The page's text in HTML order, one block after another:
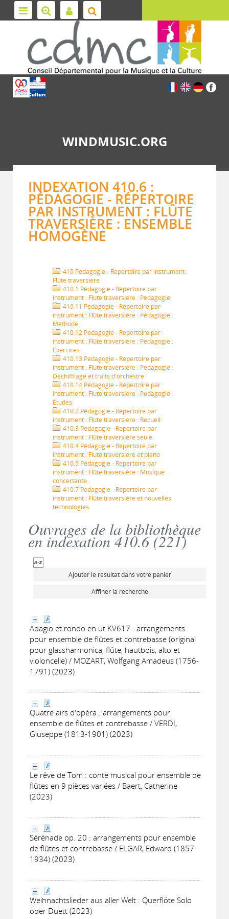
WINDMUSIC.ORG
INDEXATION 410.6 :
PÉDAGOGIE - RÉPERTOIRE
PAR INSTRUMENT : FLÛTE
TRAVERSIÈRE : ENSEMBLE
HOMOGÈNE
410 Pédagogie - Répertoire par instrument :
Flûte traversière
410.1 Pédagogie - Répertoire par
instrument : Flûte traversière : Pédagogie
410.11 Pédagogie - Répertoire par
instrument : Flûte traversière : Pédagogie :
Méthode
410.12 Pédagogie - Répertoire par
instrument : Flûte traversière : Pédagogie :
Exercices
410.13 Pédagogie - Répertoire par
instrument : Flûte traversière : Pédagogie :
Déchiffrage et traits d'orchestre
410.14 Pédagogie - Répertoire par
instrument : Flûte traversière : Pédagogie :
Études
410.2 Pédagogie - Répertoire par
instrument : Flûte traversière : Recueil
410.3 Pédagogie - Répertoire par
instrument : Flûte traversière seule
410.4 Pédagogie - Répertoire par
instrument : Flûte traversière et piano
410.5 Pédagogie - Répertoire par
instrument : Flûte traversière : Musique
concertante
410.7 Pédagogie - Répertoire par
instrument : Flûte traversière et nouvelles
technologies
Ouvrages de la bibliothèque
en indexation 410.6 (221)
Ajouter le résultat dans votre panier
Affiner la recherche
Adagio et rondo en ut KV617 : arrangements
pour ensemble de flûtes et contrebasse (original
pour glassharmonica, flûte, hautbois, alto et
violoncelle) / MOZART, Wolfgang Amadeus (1756-
1791) (2023)
Quatre airs d'opéra : arrangements pour
ensemble de flûtes et contrebasse / VERDI,
Giuseppe (1813-1901) (2023)
Le rêve de Tom : conte musical pour ensemble de
flûtes en 9 pièces variées / Baert, Catherine
(2023)
Sérénade op. 20 : arrangements pour ensemble
de flûtes et contrebasse / ELGAR, Edward (1857-
1934) (2023)
Weihnachtslieder aus aller Welt : Querflöte Solo
oder Duett (2023)